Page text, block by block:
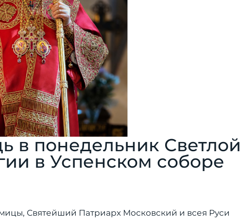
в понедельник Светлой
в Успенском соборе
Святейший Патриарх Московский и всея Руси